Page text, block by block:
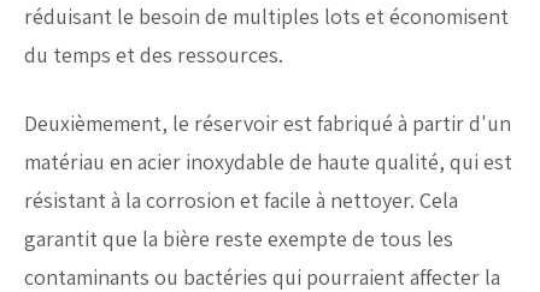
réduisant le besoin de multiples lots et économisent
du temps et des ressources.
Deuxièmement, le réservoir est fabriqué à partir d'un
matériau en acier inoxydable de haute qualité, qui est
résistant à la corrosion et facile à nettoyer. Cela
garantit que la bière reste exempte de tous les
contaminants ou bactéries qui pourraient affecter la